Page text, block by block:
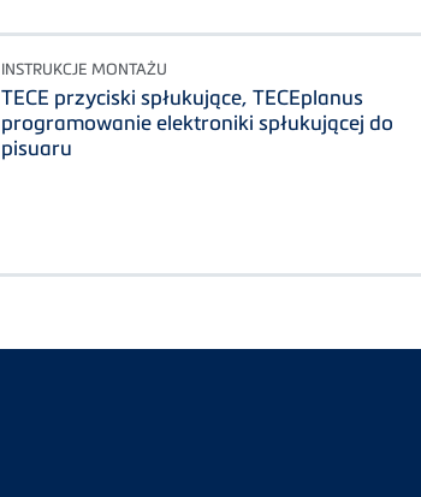
INSTRUKCJE MONTAŻU
TECE przyciski spłukujące, TECEplanus
programowanie elektroniki spłukującej do
pisuaru